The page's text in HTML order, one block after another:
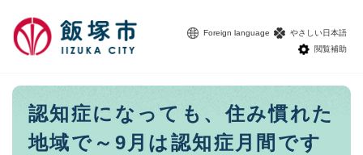
Foreign language
やさしい日本語
閲覧補助
本
認知症になっても、住み慣れた
地域で～9月は認知症月間です